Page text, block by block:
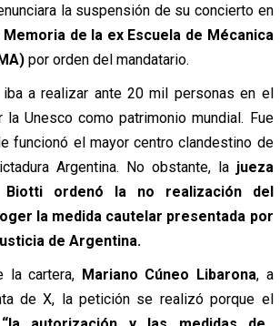
la suspensión de su concierto en
de la ex Escuela de Mécanica
por orden del mandatario.
a realizar ante 20 mil personas en el
Unesco como patrimonio mundial. Fue
funcionó el mayor centro clandestino de
Argentina. No obstante, lajueza
Biotti ordenó la no realización del
la medida cautelar presentada por
de Argentina.
la cartera, Mariano Cúneo Libarona, a
de X, la petición se realizó porque el